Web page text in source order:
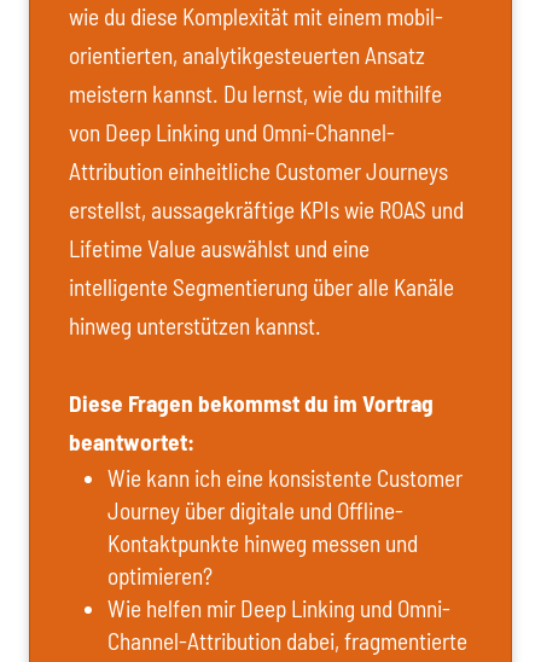
wie du diese Komplexität mit einem mobil-
orientierten, analytikgesteuerten Ansatz
meistern kannst. Du lernst, wie du mithilfe
von Deep Linking und Omni-Channel-
Attribution einheitliche Customer Journeys
erstellst, aussagekräftige KPIs wie ROAS und
Lifetime Value auswählst und eine
intelligente Segmentierung über alle Kanäle
hinweg unterstützen kannst.
Diese Fragen bekommst du im Vortrag
beantwortet:
Wie kann ich eine konsistente Customer
Journey über digitale und Offline-
Kontaktpunkte hinweg messen und
optimieren?
Wie helfen mir Deep Linking und Omni-
Channel-Attribution dabei, fragmentierte